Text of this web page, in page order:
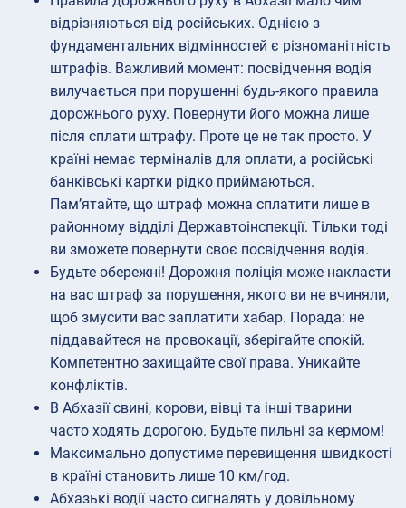
відрізняються від російських. Однією з
фундаментальних відмінностей є різноманітність
штрафів. Важливий момент: посвідчення водія
вилучається при порушенні будь-якого правила
дорожнього руху. Повернути його можна лише
після сплати штрафу. Проте це не так просто. У
країні немає терміналів для оплати, а російські
банківські картки рідко приймаються.
Пам’ятайте, що штраф можна сплатити лише в
районному відділі Державтоінспекції. Тільки тоді
ви зможете повернути своє посвідчення водія.
Будьте обережні! Дорожня поліція може накласти
на вас штраф за порушення, якого ви не вчиняли,
щоб змусити вас заплатити хабар. Порада: не
піддавайтеся на провокації, зберігайте спокій.
Компетентно захищайте свої права. Уникайте
конфліктів.
В Абхазії свині, корови, вівці та інші тварини
часто ходять дорогою. Будьте пильні за кермом!
Максимально допустиме перевищення швидкості
в країні становить лише 10 км/год.
Абхазькі водії часто сигналять у довільному